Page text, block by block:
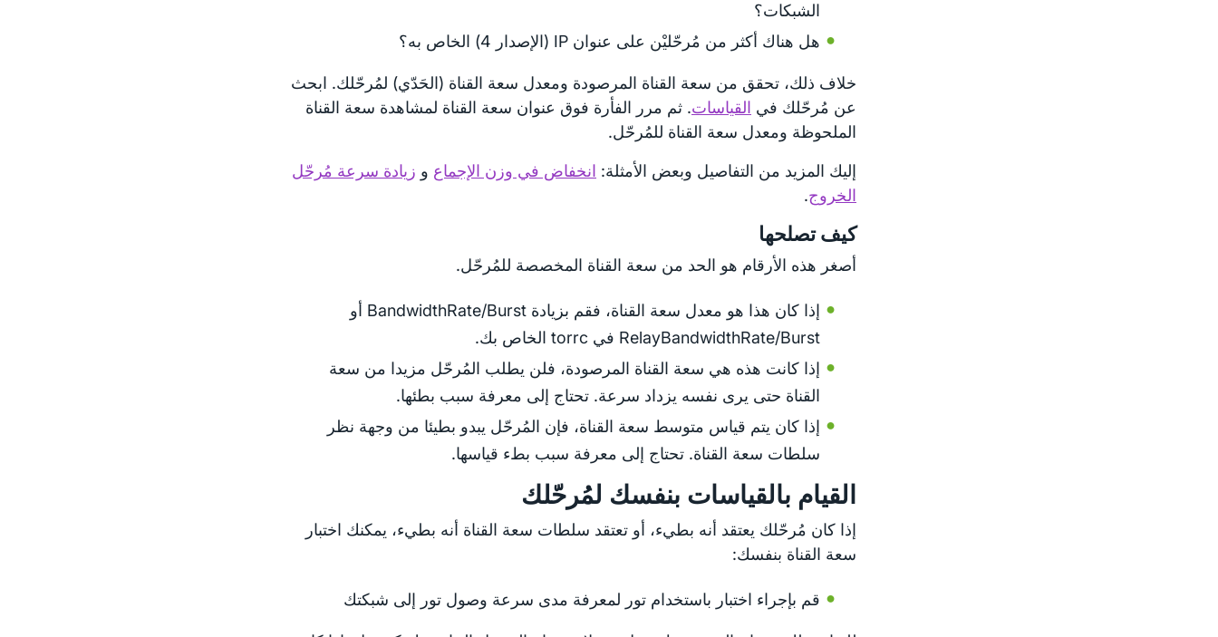
الشبكات؟
هل هناك أكثر من مُرحّليْن على عنوان IP (الإصدار 4) الخاص به؟
خلاف ذلك، تحقق من سعة القناة المرصودة ومعدل سعة القناة (الحَدّي) لمُرحّلك. ابحث
عن مُرحّلك في القياسات. ثم مرر الفأرة فوق عنوان سعة القناة لمشاهدة سعة القناة
الملحوظة ومعدل سعة القناة للمُرحّل.
إليك المزيد من التفاصيل وبعض الأمثلة: انخفاض في وزن الإجماع و زيادة سرعة مُرحّل
الخروج.
كيف تصلحها
أصغر هذه الأرقام هو الحد من سعة القناة المخصصة للمُرحّل.
إذا كان هذا هو معدل سعة القناة، فقم بزيادة BandwidthRate/Burst أو
RelayBandwidthRate/Burst في torrc الخاص بك.
إذا كانت هذه هي سعة القناة المرصودة، فلن يطلب المُرحّل مزيدا من سعة
القناة حتى يرى نفسه يزداد سرعة. تحتاج إلى معرفة سبب بطئها.
إذا كان يتم قياس متوسط سعة القناة، فإن المُرحّل يبدو بطيئا من وجهة نظر
سلطات سعة القناة. تحتاج إلى معرفة سبب بطء قياسها.
القيام بالقياسات بنفسك لمُرحّلك
إذا كان مُرحّلك يعتقد أنه بطيء، أو تعتقد سلطات سعة القناة أنه بطيء، يمكنك اختبار
سعة القناة بنفسك:
قم بإجراء اختبار باستخدام تور لمعرفة مدى سرعة وصول تور إلى شبكتك